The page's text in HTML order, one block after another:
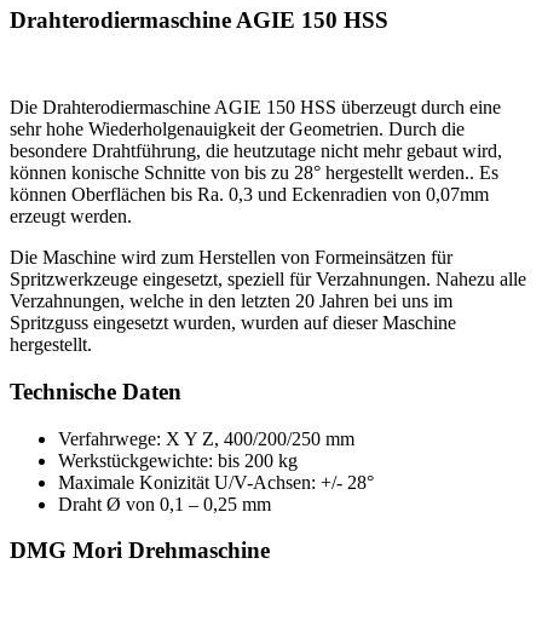
Drahterodiermaschine AGIE 150 HSS
Die Drahterodiermaschine AGIE 150 HSS überzeugt durch eine
sehr hohe Wiederholgenauigkeit der Geometrien. Durch die
besondere Drahtführung, die heutzutage nicht mehr gebaut wird,
können konische Schnitte von bis zu 28° hergestellt werden.. Es
können Oberflächen bis Ra. 0,3 und Eckenradien von 0,07mm
erzeugt werden.
Die Maschine wird zum Herstellen von Formeinsätzen für
Spritzwerkzeuge eingesetzt, speziell für Verzahnungen. Nahezu alle
Verzahnungen, welche in den letzten 20 Jahren bei uns im
Spritzguss eingesetzt wurden, wurden auf dieser Maschine
hergestellt.
Technische Daten
Verfahrwege: X Y Z, 400/200/250 mm
Werkstückgewichte: bis 200 kg
Maximale Konizität U/V-Achsen: +/- 28°
Draht Ø von 0,1 – 0,25 mm
DMG Mori Drehmaschine